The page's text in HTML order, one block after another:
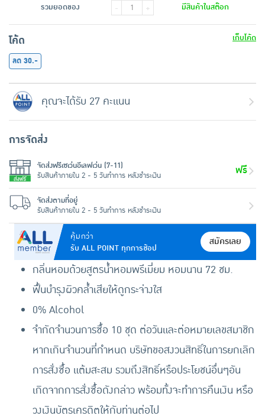
คุ้มกว่า
รับ ALL POINT ทุกการช้อป
สมัครเลย
กลิ่นหอมด้วยสูตรน้ำหอมพรีเมี่ยม หอมนาน 72 ชม.
ฟื้นบำรุงผิวคล้ำเสียให้ดูกระจ่างใส
0% Alcohol
จำกัดจำนวนการซื้อ 10 ชุด ต่อวันและต่อหมายเลขสมาชิก
หากเกินจำนวนที่กำหนด บริษัทขอสงวนสิทธิ์ในการยกเลิก
การสั่งซื้อ แต้มสะสม รวมถึงสิทธิ์หรือประโยชน์อื่นๆอัน
เกิดจากการสั่งซื้อดังกล่าว พร้อมทั้งจะทำการคืนเงิน หรือ
วงเงินบัตรเครดิตให้กับท่านต่อไป
รวมยอดของ - + มีสินค้าในสต๊อก
โค้ด
เก็บโค้ด
ลด 30.-
คุณจะได้รับ 27 คะแนน
การจัดส่ง
จัดส่งฟรีเซเว่นอีเลฟเว่น (7-11)
รับสินค้าภายใน 2 - 5 วันทำการ หลังชำระเงิน
ฟรี
จัดส่งตามที่อยู่
รับสินค้าภายใน 2 - 5 วันทำการ หลังชำระเงิน